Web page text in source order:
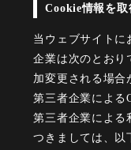
Cookie情報を
当ウェブサイトに
企業は次のとおり
加変更される場合
第三者企業による
第三者企業による
つきましては、以